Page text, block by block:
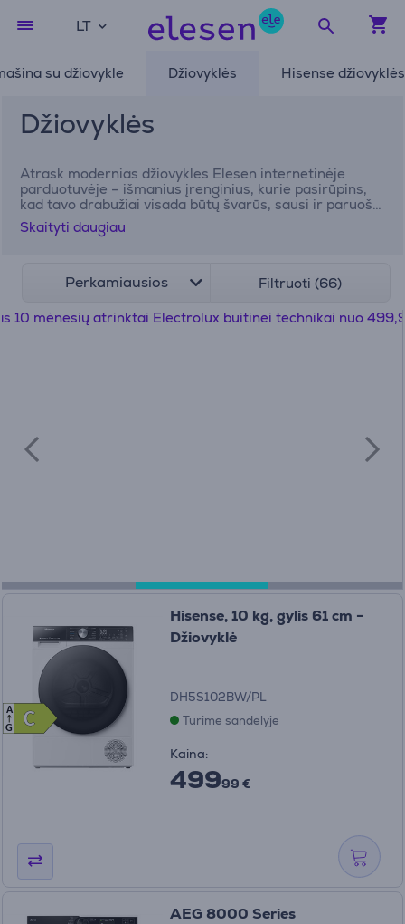
LT
su džiovykle Džiovyklės Hisense džiovyklės
Džiovyklės
Atrask modernias džiovykles Elesen internetinėje
parduotuvėje – išmanius įrenginius, kurie pasirūpins,
kad tavo drabužiai visada būtų švarūs, sausi ir paruošti
dėvėti. Šiuolaikinės skalbinių džiovyklės leidžia
sutaupyti laiko, vietos ir išvengti drėgmės pertekliaus
džiovyklių pasirinkimą. Palygink skirtingų gamintojų
Skaityti daugiau
Perkamiausios Filtruoti (66)
C
C
A
G
Hisense, 10 kg, gylis 61 cm -
Džiovyklė
DH5S102BW/PL
Turime sandėlyje
Kaina:
49999 €
AEG 8000 Series